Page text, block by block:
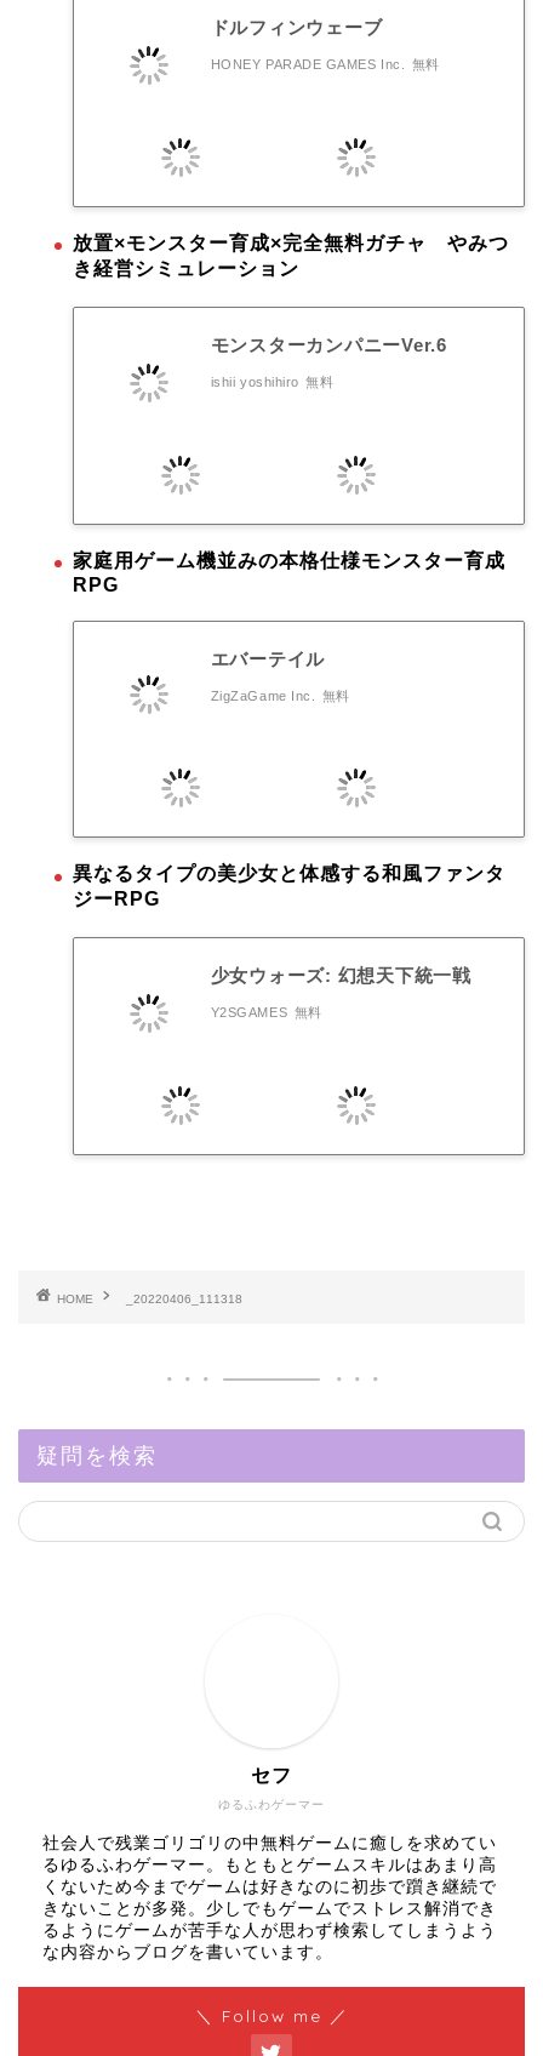
ドルフィンウェーブ
HONEY PARADE GAMES Inc. 無料
放置×モンスター育成×完全無料ガチャ やみつ
き経営シミュレーション
モンスターカンパニーVer.6
ishii yoshihiro 無料
家庭用ゲーム機並みの本格仕様モンスター育成
RPG
エバーテイル
ZigZaGame Inc. 無料
異なるタイプの美少女と体感する和風ファンタ
ジーRPG
少女ウォーズ: 幻想天下統一戦
Y2SGAMES 無料
HOME _20220406_111318
疑問を検索
ゆるふわゲーマー
セフ
社会人で残業ゴリゴリの中無料ゲームに癒しを求めてい
るゆるふわゲーマー。もともとゲームスキルはあまり高
くないため今までゲームは好きなのに初歩で躓き継続で
きないことが多発。少しでもゲームでストレス解消でき
るようにゲームが苦手な人が思わず検索してしまうよう
な内容からブログを書いています。
＼ Follow me ／